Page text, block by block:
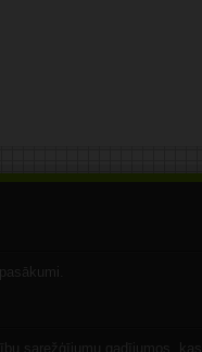
sarežģījumu gadījumos,